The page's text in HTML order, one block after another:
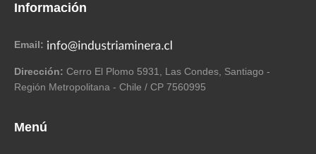
Información
Email:
Dirección: Cerro El Plomo 5931, Las Condes, Santiago -
Región Metropolitana - Chile / CP 7560995
Menú